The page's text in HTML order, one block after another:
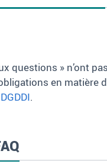
questions » n’ont
en matière
DGDDI.